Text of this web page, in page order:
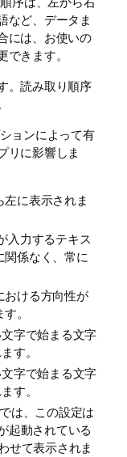
など、データま
には、お使いの
きます。
。読み取り順序
ョンによって有
リに影響しま
に表示されま
入力するテキス
関係なく、常に
おける方向性が
。
字で始まる文字
す。
字で始まる文字
す。
は、この設定は
起動されている
せて表示されま